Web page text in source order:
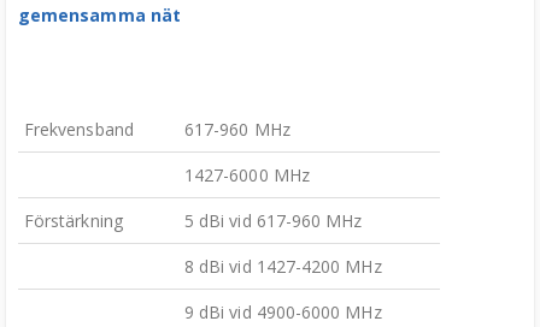
gemensamma nät
Frekvensband
617-960 MHz
1427-6000 MHz
Förstärkning
5 dBi vid 617-960 MHz
8 dBi vid 1427-4200 MHz
9 dBi vid 4900-6000 MHz